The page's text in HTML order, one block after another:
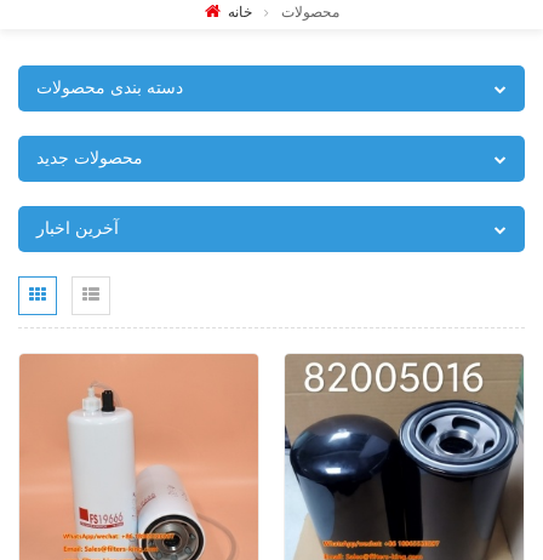
خانه محصولات
دسته بندی محصولات
محصولات جدید
آخرین اخبار